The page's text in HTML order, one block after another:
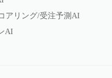
アリング/受注予測AI
AI